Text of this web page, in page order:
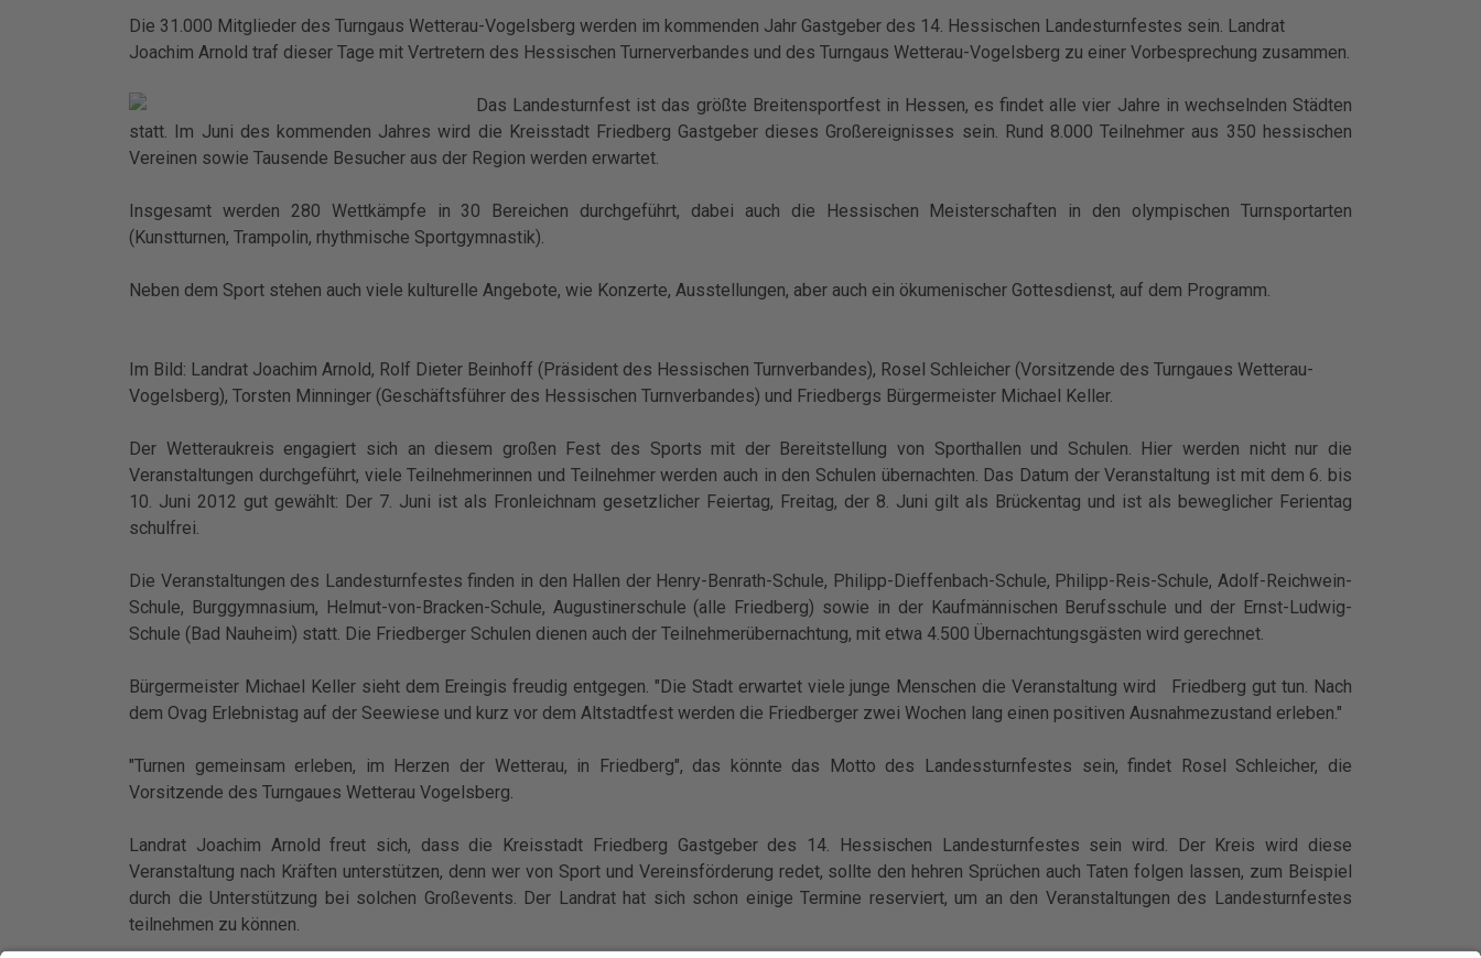
Die 31.000 Mitglieder des Turngaus Wetterau-Vogelsberg werden im kommenden Jahr Gastgeber des 14. Hessischen Landesturnfestes sein. Landrat
Joachim Arnold traf dieser Tage mit Vertretern des Hessischen Turnerverbandes und des Turngaus Wetterau-Vogelsberg zu einer Vorbesprechung zusammen.
Das Landesturnfest ist das größte Breitensportfest in Hessen, es findet alle vier Jahre in wechselnden Städten
statt. Im Juni des kommenden Jahres wird die Kreisstadt Friedberg Gastgeber dieses Großereignisses sein. Rund 8.000 Teilnehmer aus 350 hessischen
Vereinen sowie Tausende Besucher aus der Region werden erwartet.
Insgesamt werden 280 Wettkämpfe in 30 Bereichen durchgeführt, dabei auch die Hessischen Meisterschaften in den olympischen Turnsportarten
(Kunstturnen, Trampolin, rhythmische Sportgymnastik).
Neben dem Sport stehen auch viele kulturelle Angebote, wie Konzerte, Ausstellungen, aber auch ein ökumenischer Gottesdienst, auf dem Programm.
Im Bild: Landrat Joachim Arnold, Rolf Dieter Beinhoff (Präsident des Hessischen Turnverbandes), Rosel Schleicher (Vorsitzende des Turngaues Wetterau-
Vogelsberg), Torsten Minninger (Geschäftsführer des Hessischen Turnverbandes) und Friedbergs Bürgermeister Michael Keller.
Der Wetteraukreis engagiert sich an diesem großen Fest des Sports mit der Bereitstellung von Sporthallen und Schulen. Hier werden nicht nur die
Veranstaltungen durchgeführt, viele Teilnehmerinnen und Teilnehmer werden auch in den Schulen übernachten. Das Datum der Veranstaltung ist mit dem 6. bis
10. Juni 2012 gut gewählt: Der 7. Juni ist als Fronleichnam gesetzlicher Feiertag, Freitag, der 8. Juni gilt als Brückentag und ist als beweglicher Ferientag
schulfrei.
Die Veranstaltungen des Landesturnfestes finden in den Hallen der Henry-Benrath-Schule, Philipp-Dieffenbach-Schule, Philipp-Reis-Schule, Adolf-Reichwein-
Schule, Burggymnasium, Helmut-von-Bracken-Schule, Augustinerschule (alle Friedberg) sowie in der Kaufmännischen Berufsschule und der Ernst-Ludwig-
Schule (Bad Nauheim) statt. Die Friedberger Schulen dienen auch der Teilnehmerübernachtung, mit etwa 4.500 Übernachtungsgästen wird gerechnet.
Bürgermeister Michael Keller sieht dem Ereingis freudig entgegen. "Die Stadt erwartet viele junge Menschen die Veranstaltung wird Friedberg gut tun. Nach
dem Ovag Erlebnistag auf der Seewiese und kurz vor dem Altstadtfest werden die Friedberger zwei Wochen lang einen positiven Ausnahmezustand erleben."
"Turnen gemeinsam erleben, im Herzen der Wetterau, in Friedberg", das könnte das Motto des Landessturnfestes sein, findet Rosel Schleicher, die
Vorsitzende des Turngaues Wetterau Vogelsberg.
Landrat Joachim Arnold freut sich, dass die Kreisstadt Friedberg Gastgeber des 14. Hessischen Landesturnfestes sein wird. Der Kreis wird diese
Veranstaltung nach Kräften unterstützen, denn wer von Sport und Vereinsförderung redet, sollte den hehren Sprüchen auch Taten folgen lassen, zum Beispiel
durch die Unterstützung bei solchen Großevents. Der Landrat hat sich schon einige Termine reserviert, um an den Veranstaltungen des Landesturnfestes
teilnehmen zu können.